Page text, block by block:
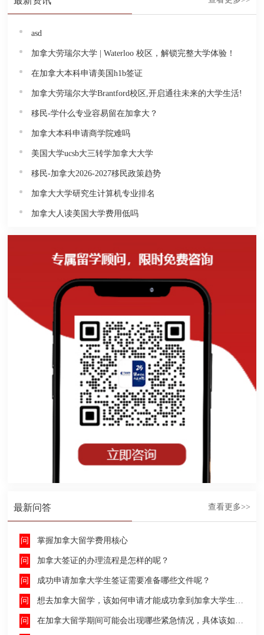
asd
加拿大劳瑞尔大学 | Waterloo 校区，解锁完整大学体验！
在加拿大本科申请美国h1b签证
加拿大劳瑞尔大学Brantford校区,开启通往未来的大学生活!
移民-学什么专业容易留在加拿大？
加拿大本科申请商学院难吗
美国大学ucsb大三转学加拿大大学
移民-加拿大2026-2027移民政策趋势
加拿大大学研究生计算机专业排名
加拿大人读美国大学费用低吗
最新问答 查看更多>>
掌握加拿大留学费用核心
加拿大签证的办理流程是怎样的呢？
成功申请加拿大学生签证需要准备哪些文件呢？
想去加拿大留学，该如何申请才能成功拿到加拿大学生签证呢？
在加拿大留学期间可能会出现哪些紧急情况，具体该如何去处理这些紧急情况呢？